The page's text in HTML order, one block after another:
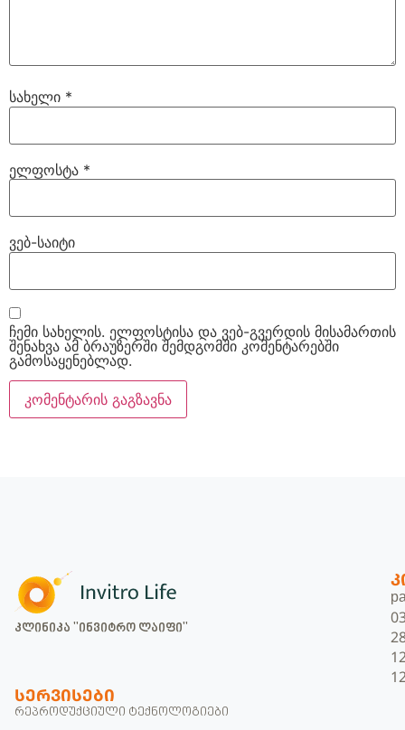
სახელი *
ელფოსტა *
ვებ-საიტი
ჩემი სახელის. ელფოსტისა და ვებ-გვერდის მისამართის
შენახვა ამ ბრაუზერში შემდგომში კომენტარებში
გამოსაყენებლად.
კლინიკა "ინვიტრო ლაიფი"
ᲡᲔᲠᲕᲘᲡᲔᲑᲘ
რეპროდუქციული ტექნოლოგიები